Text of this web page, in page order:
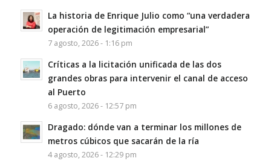
La historia de Enrique Julio como “una verdadera
operación de legitimación empresarial”
7 agosto, 2026 - 1:16 pm
Críticas a la licitación unificada de las dos
grandes obras para intervenir el canal de acceso
al Puerto
6 agosto, 2026 - 12:57 pm
Dragado: dónde van a terminar los millones de
metros cúbicos que sacarán de la ría
4 agosto, 2026 - 12:29 pm